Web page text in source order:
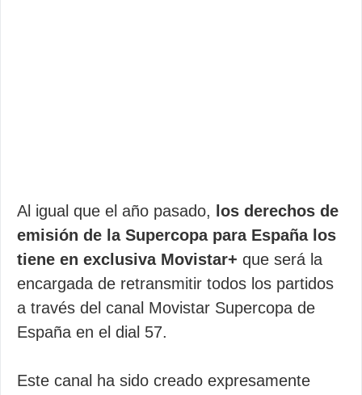
Al igual que el año pasado,
los derechos de
emisión de la Supercopa para España los
tiene en exclusiva Movistar+ que será la
encargada de retransmitir todos los partidos
a través del canal Movistar Supercopa de
España en el dial 57.
Este canal ha sido creado expresamente